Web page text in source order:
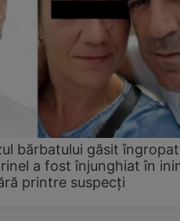
bărbatului găsit
a fost înjunghiat în
printre suspecți